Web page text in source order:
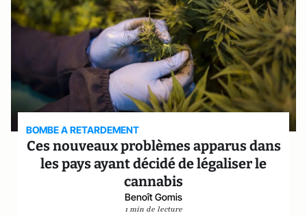
BOMBE A RETARDEMENT
Ces nouveaux problèmes apparus dans
les pays ayant décidé de légaliser le
cannabis
Benoît Gomis
1 min de lecture